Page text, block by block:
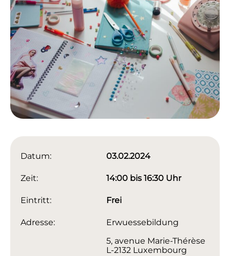
Datum: 03.02.2024
Zeit: 14:00 bis 16:30 Uhr
Eintritt: Frei
Adresse:
Erwuessebildung
5, avenue Marie-Thérèse
L-2132 Luxembourg